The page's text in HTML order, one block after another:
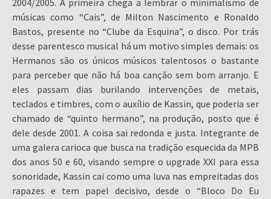
2004/2005. A primeira chega a lembrar o minimalismo de
músicas como “Cais”, de Milton Nascimento e Ronaldo
Bastos, presente no “Clube da Esquina”, o disco. Por trás
desse parentesco musical há um motivo simples demais: os
Hermanos são os únicos músicos talentosos o bastante
para perceber que não há boa canção sem bom arranjo. E
eles passam dias burilando intervenções de metais,
teclados e timbres, com o auxílio de Kassin, que poderia ser
chamado de “quinto hermano”, na produção, posto que é
dele desde 2001. A coisa sai redonda e justa. Integrante de
uma galera carioca que busca na tradição esquecida da MPB
dos anos 50 e 60, visando sempre o upgrade XXI para essa
sonoridade, Kassin cai como uma luva nas empreitadas dos
rapazes e tem papel decisivo, desde o “Bloco Do Eu